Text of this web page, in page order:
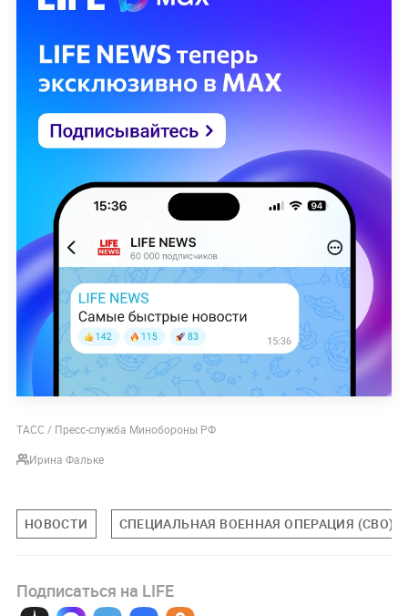
ТАСС / Пресс-служба Минобороны РФ
Ирина Фальке
НОВОСТИ СПЕЦИАЛЬНАЯ ВОЕННАЯ ОПЕРАЦИЯ (СВО)
Подписаться на LIFE